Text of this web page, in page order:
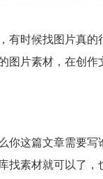
有时候找图片真
图片素材，在创
你这篇文章需要
素材就可以了，